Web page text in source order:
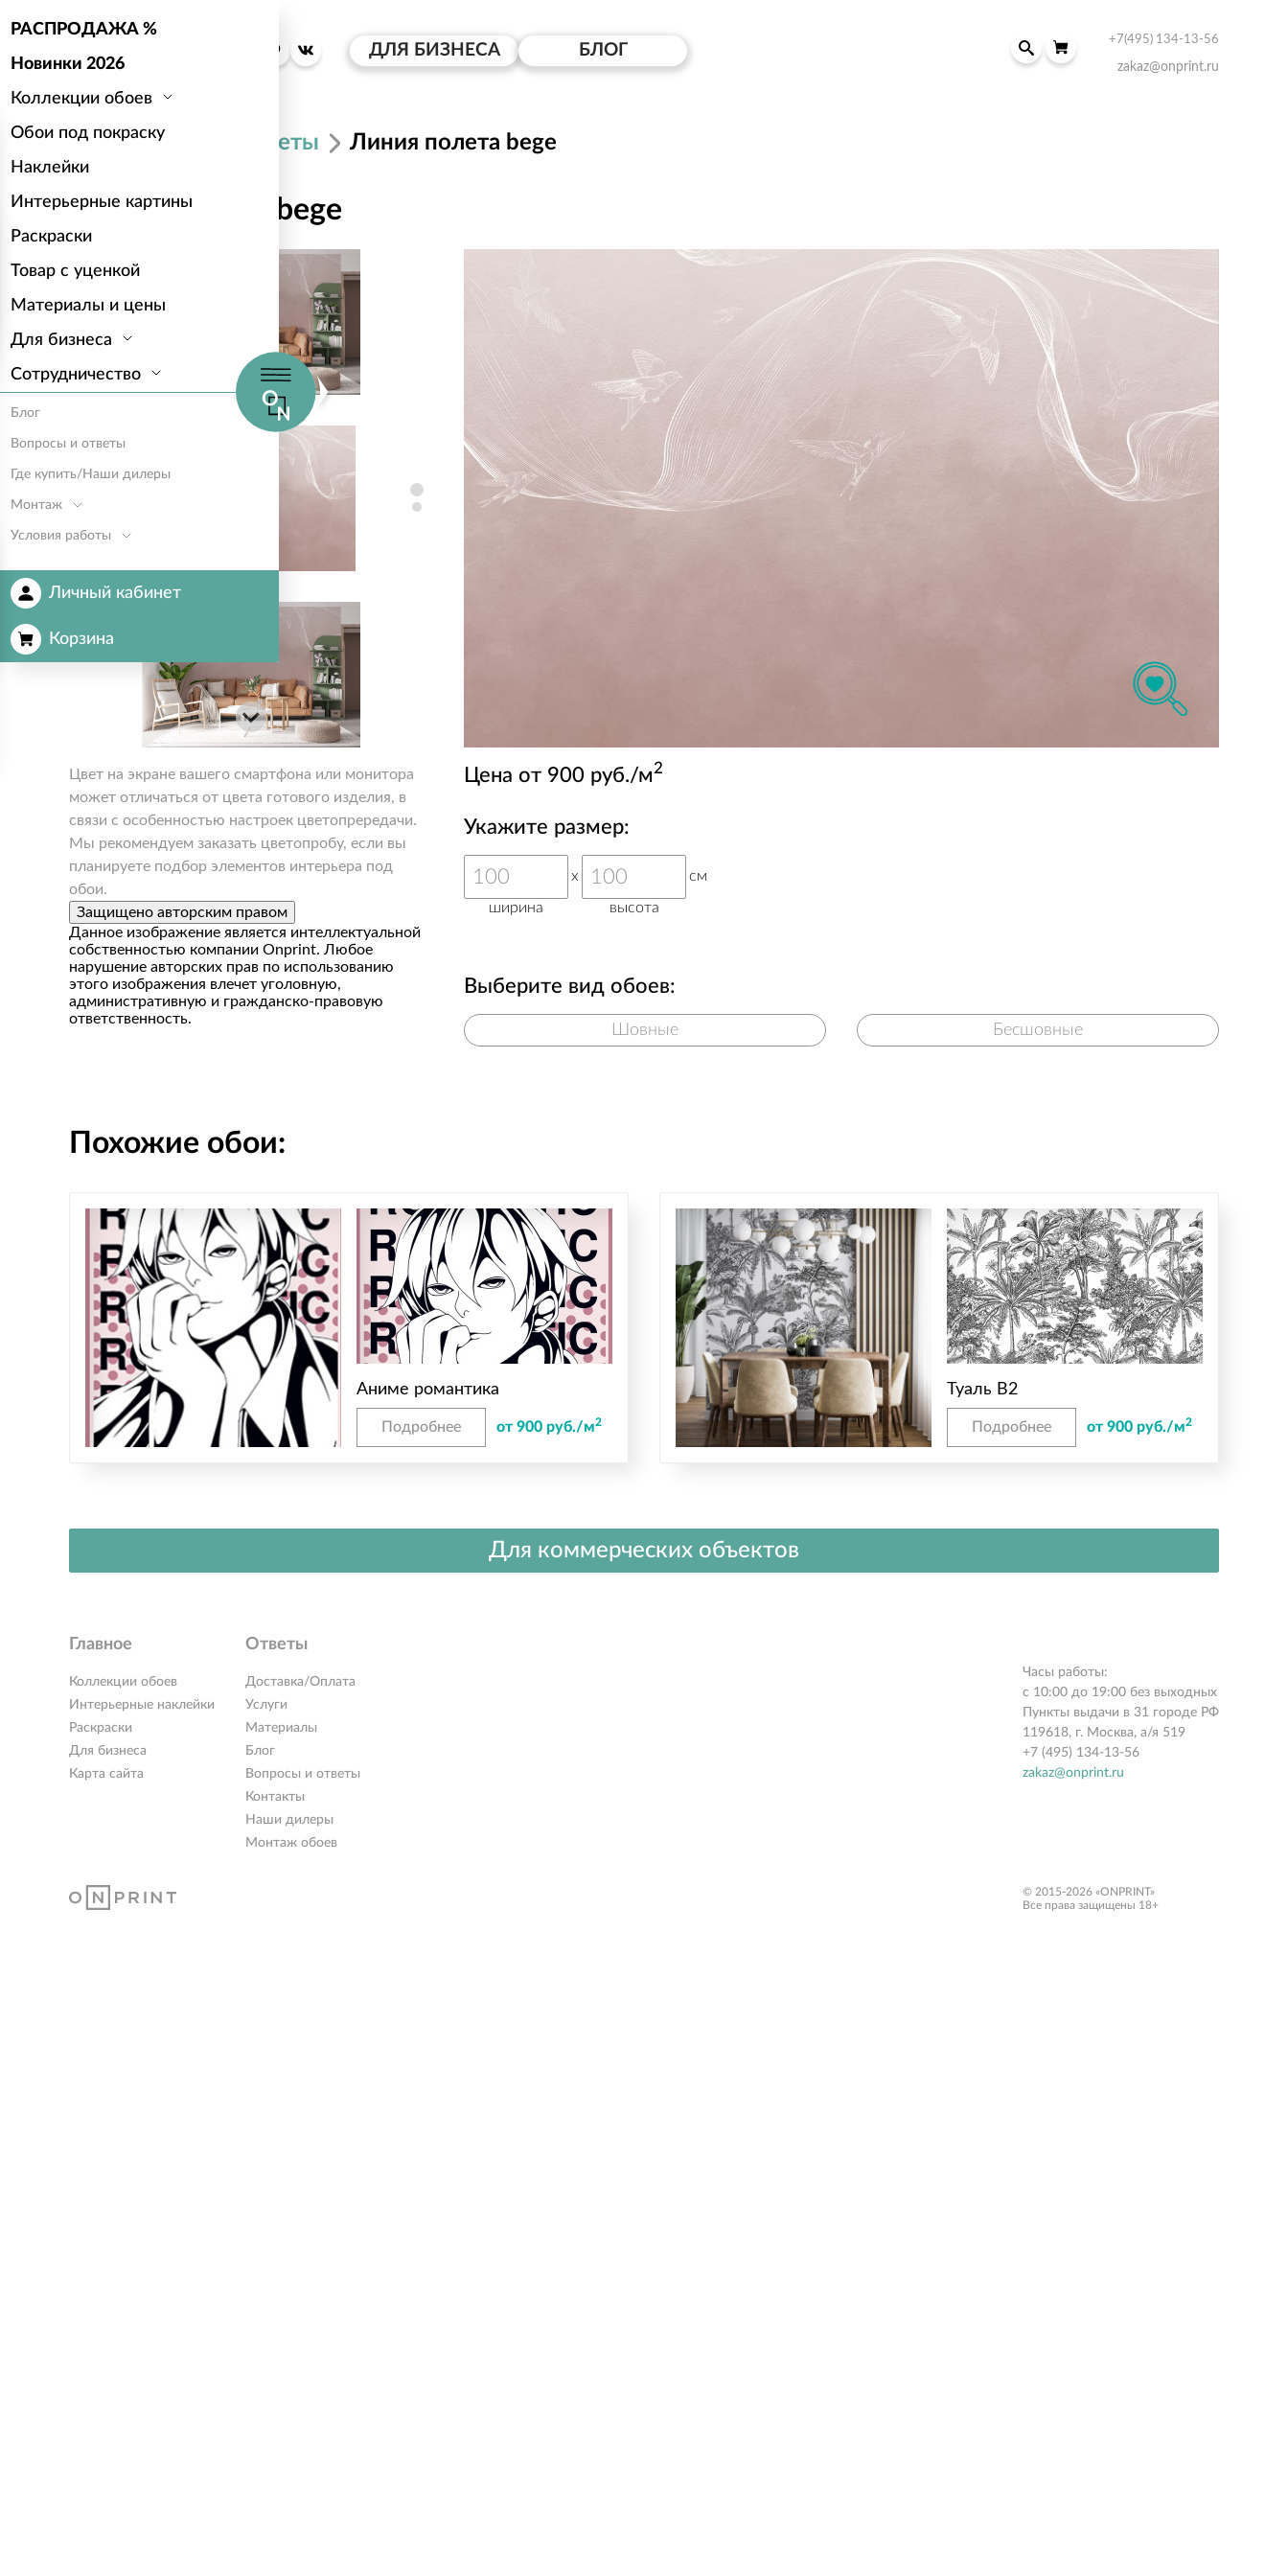
ДЛЯ БИЗНЕСА БЛОГ
+7(495) 134-13-56
zakaz@onprint.ru
РАСПРОДАЖА %
Новинки 2026
Коллекции обоев
Обои под покраску
Наклейки
Интерьерные картины
Раскраски
Товар с уценкой
Материалы и цены
Для бизнеса
Сотрудничество
Блог
Вопросы и ответы
Где купить/Наши дилеры
Монтаж
Условия работы
Личный кабинет
Корзина
Каталог Цветы Линия полета bege
Линия полета bege
Цвет на экране вашего смартфона или монитора
может отличаться от цвета готового изделия, в
связи с особенностью настроек цветопрередачи.
Мы рекомендуем заказать цветопробу, если вы
планируете подбор элементов интерьера под
обои.
Защищено авторским правом
Данное изображение является интеллектуальной
собственностью компании Onprint. Любое
нарушение авторских прав по использованию
этого изображения влечет уголовную,
административную и гражданско-правовую
ответственность.
Цена от 900 руб./м2
Укажите размер:
ширина
x
высота
см
Выберите вид обоев:
Шовные Бесшовные
Похожие обои:
Аниме романтика
Подробнее от 900 руб./м2
Туаль B2
Подробнее от 900 руб./м2
Для коммерческих объектов
Главное
Коллекции обоев
Интерьерные наклейки
Раскраски
Для бизнеса
Карта сайта
Ответы
Доставка/Оплата
Услуги
Материалы
Блог
Вопросы и ответы
Контакты
Наши дилеры
Монтаж обоев
Часы работы:
с 10:00 до 19:00 без выходных
Пункты выдачи в 31 городе РФ
119618, г. Москва, а/я 519
+7 (495) 134-13-56
zakaz@onprint.ru
© 2015-2026 «ONPRINT»
Все права защищены 18+‎